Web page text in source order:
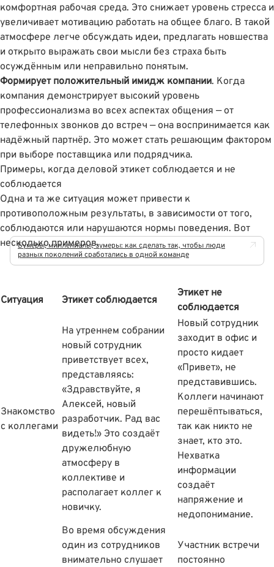
комфортная рабочая среда. Это снижает уровень стресса и
увеличивает мотивацию работать на общее благо. В такой
атмосфере легче обсуждать идеи, предлагать новшества
и открыто выражать свои мысли без страха быть
осуждённым или неправильно понятым.
Формирует положительный имидж компании. Когда
компания демонстрирует высокий уровень
профессионализма во всех аспектах общения — от
телефонных звонков до встреч — она воспринимается как
надёжный партнёр. Это может стать решающим фактором
при выборе поставщика или подрядчика.
Примеры, когда деловой этикет соблюдается и не
соблюдается
Одна и та же ситуация может привести к
противоположным результаты, в зависимости от того,
соблюдаются или нарушаются нормы поведения. Вот
несколько примеров.
Бумеры, миллениалы, зумеры: как сделать так, чтобы люди
разных поколений сработались в одной команде
Ситуация Этикет соблюдается
Этикет не
соблюдается
Знакомство
с коллегами
На утреннем собрании
новый сотрудник
приветствует всех,
представляясь:
«Здравствуйте, я
Алексей, новый
разработчик. Рад вас
видеть!» Это создаёт
дружелюбную
атмосферу в
коллективе и
располагает коллег к
новичку.
Новый сотрудник
заходит в офис и
просто кидает
«Привет», не
представившись.
Коллеги начинают
перешёптываться,
так как никто не
знает, кто это.
Нехватка
информации
создаёт
напряжение и
недопонимание.
Во время обсуждения
один из сотрудников
внимательно слушает
Участник встречи
постоянно